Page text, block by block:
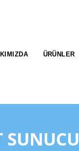
ÜRÜNLER
SUNUCU